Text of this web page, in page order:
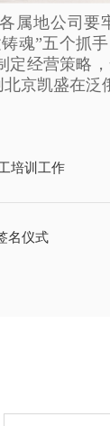
属地公司要
魂”五个抓
经营策略
京凯盛在泛
培训工作
名仪式